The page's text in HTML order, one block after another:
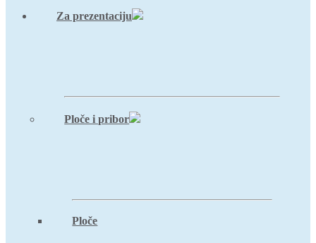
Za prezentaciju
Ploče i pribor
Ploče